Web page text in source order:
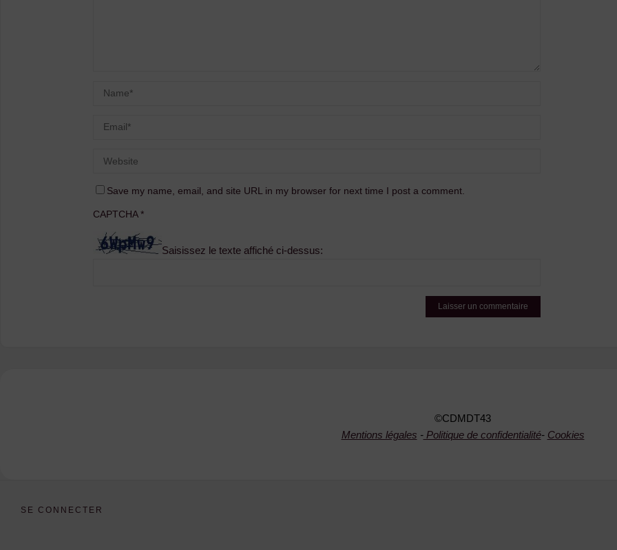
Save my name, email, and site URL in my browser for next time I post a comment.
CAPTCHA*
Saisissez le texte affiché ci-dessus:
©CDMDT43
Mentions légales -Politique de confidentialité- Cookies
SE CONNECTER